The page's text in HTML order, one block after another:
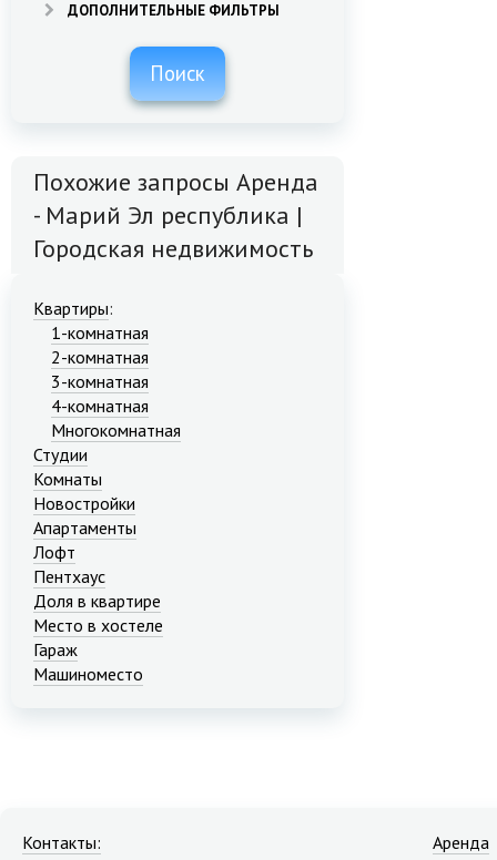
ДОПОЛНИТЕЛЬНЫЕ ФИЛЬТРЫ
Поиск
Похожие запросы Аренда
- Марий Эл республика |
Городская недвижимость
Квартиры:
1-комнатная
2-комнатная
3-комнатная
4-комнатная
Многокомнатная
Студии
Комнаты
Новостройки
Апартаменты
Лофт
Пентхаус
Доля в квартире
Место в хостеле
Гараж
Машиноместо
Контакты:
Аренда